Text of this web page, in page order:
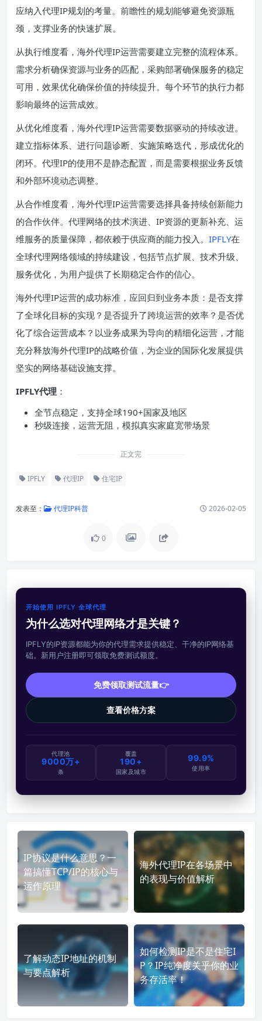
应纳入代理IP规划的考量。前瞻性的规划能够避免资源瓶
颈，支撑业务的快速扩展。
从执行维度看，海外代理IP运营需要建立完整的流程体系。
需求分析确保资源与业务的匹配，采购部署确保服务的稳定
可用，效果优化确保价值的持续提升。每个环节的执行力都
影响最终的运营成效。
从优化维度看，海外代理IP运营需要数据驱动的持续改进。
建立指标体系、进行问题诊断、实施策略迭代，形成优化的
闭环。代理IP的使用不是静态配置，而是需要根据业务反馈
和外部环境动态调整。
从合作维度看，海外代理IP运营需要选择具备持续创新能力
的合作伙伴。代理网络的技术演进、IP资源的更新补充、运
维服务的质量保障，都依赖于供应商的能力投入。 IPFLY在
全球代理网络领域的持续建设，包括节点扩展、技术升级、
服务优化，为用户提供了长期稳定合作的信心。
海外代理IP运营的成功标准，应回归到业务本质：是否支撑
了全球化目标的实现？是否提升了跨境运营的效率？是否优
化了综合运营成本？以业务成果为导向的精细化运营，才能
充分释放海外代理IP的战略价值，为企业的国际化发展提供
坚实的网络基础设施支撑。
IPFLY代理 ：
全节点稳定，支持全球190+国家及地区
秒级连接，运营无阻，模拟真实家庭宽带场景
正文完
IPFLY 代理IP 住宅IP
发表至： 代理IP科普 2026-02-05
0
开始使用 IPFLY 全球代理
为什么选对代理网络才是关键？
IPFLY的IP资源都能为你的代理需求提供稳定、干净的IP网络基
础。新用户注册即可领取免费测试额度。
免费领取测试流量👉
查看价格方案
代理池
9000万+
条
覆盖
190+
国家及城市
99.9%
使用率
IP协议是什么意思？一
篇搞懂TCP/IP的核心与
运作原理
海外代理IP在各场景中
的表现与价值解析
了解动态IP地址的机制
与要点解析
如何检测IP是不是住宅I
P？IP纯净度关乎你的业
务存活率！